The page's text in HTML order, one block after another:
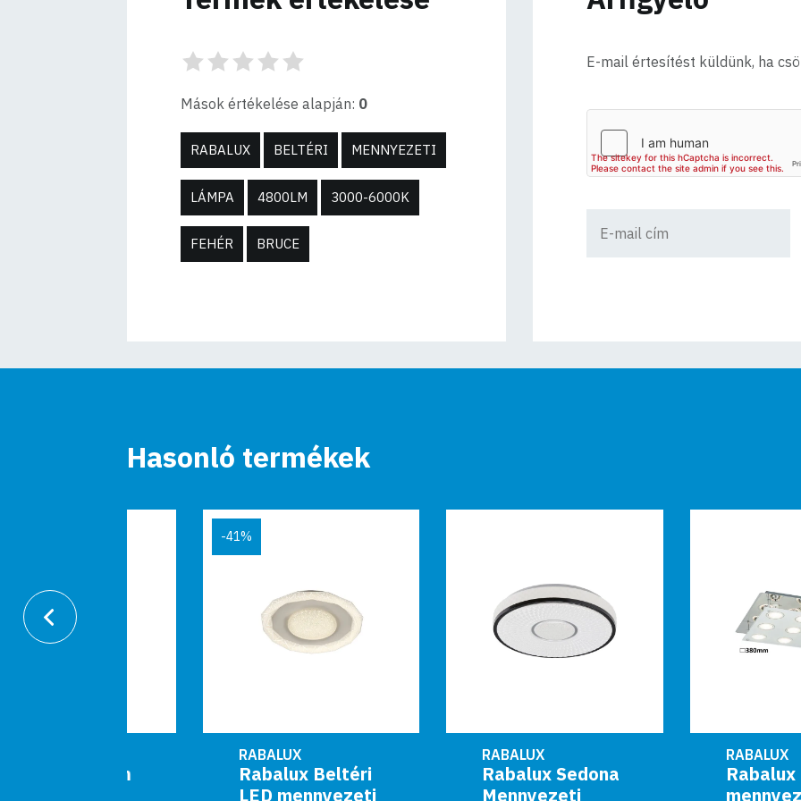
Mások értékelése alapján: 0
RABALUX BELTÉRI MENNYEZETI
LÁMPA 4800LM 3000-6000K
FEHÉR BRUCE
E-mail értesítést küldünk, ha
Hasonló termékek
Rabalux Beltéri
LED mennyezeti
Rabalux Sedona
Mennyezeti
Rabalux Beltéri
mennyezeti